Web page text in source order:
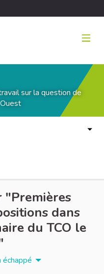
sur la question de
"Premières
dans
du TCO le
échappé